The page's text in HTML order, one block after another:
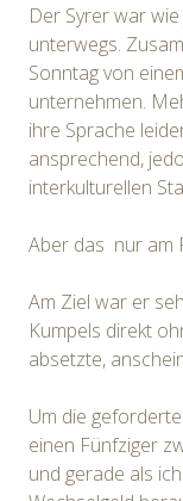
Der Syrer war
unterwegs.
Sonntag von
unternehmen.
ihre Sprache
ansprechend,
interkulturellen
Aber das nur am
Am Ziel war er
Kumpels direkt
absetzte,
Um die
einen Fünfziger
und gerade als